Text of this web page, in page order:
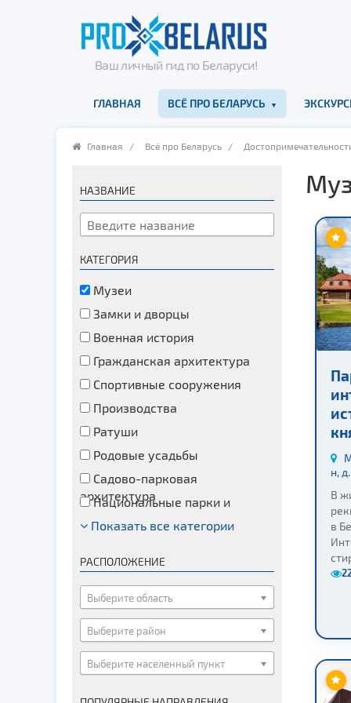
Ваш личный гид по Беларуси!
ГЛАВНАЯ ВСЁ ПРО БЕЛАРУСЬ
Главная / Всё про Беларусь /
НАЗВАНИЕ
КАТЕГОРИЯ
Музеи
Замки и дворцы
Военная история
Гражданская архитектура
Спортивные сооружения
Производства
Ратуши
Родовые усадьбы
Садово-парковая
архитектура
Национальные парки и
заказники
Озера и водоемы
Памятники археологии
Памятники геодезии
Памятники природы
Памятники известным людям
Церкви
Показать все категории
РАСПОЛОЖЕНИЕ
Выберите область
Выберите район
Выберите населенный пункт
н,
В
в